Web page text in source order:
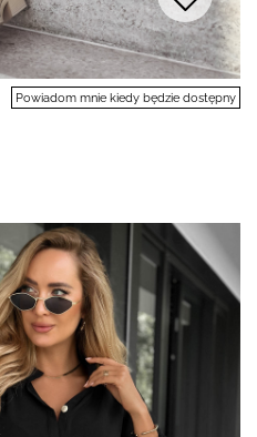
Powiadom mnie kiedy będzie dostępny